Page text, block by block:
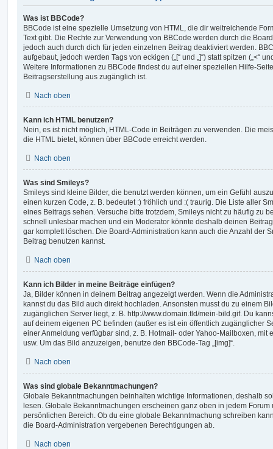
Was ist BBCode?
BBCode ist eine spezielle Umsetzung von HTML, die dir weitreichende
Text gibt. Die Rechte zur Verwendung von BBCode werden durch die
jedoch auch durch dich für jeden einzelnen Beitrag deaktiviert werden.
aufgebaut, jedoch werden Tags von eckigen („[“ und „]“) statt spitzen („<“
Weitere Informationen zu BBCode findest du auf einer speziellen Hilfe-
Beitragserstellung aus zugänglich ist.
Nach oben
Kann ich HTML benutzen?
Nein, es ist nicht möglich, HTML-Code in Beiträgen zu verwenden. Die
die HTML bietet, können über BBCode erreicht werden.
Nach oben
Was sind Smileys?
Smileys sind kleine Bilder, die benutzt werden können, um ein Gefühl
einen kurzen Code, z. B. bedeutet :) fröhlich und :( traurig. Die Liste aller
eines Beitrags sehen. Versuche bitte trotzdem, Smileys nicht zu häufig zu
schnell unlesbar machen und ein Moderator könnte deshalb deinen
gar komplett löschen. Die Board-Administration kann auch die Anzahl der
Beitrag benutzen kannst.
Nach oben
Kann ich Bilder in meine Beiträge einfügen?
Ja, Bilder können in deinem Beitrag angezeigt werden. Wenn die
kannst du das Bild auch direkt hochladen. Ansonsten musst du zu einem
zugänglichen Server liegt, z. B. http://www.domain.tld/mein-bild.gif. Du
auf deinem eigenen PC befinden (außer es ist ein öffentlich zugänglicher
einer Anmeldung verfügbar sind, z. B. Hotmail- oder Yahoo-Mailboxen, mit
usw. Um das Bild anzuzeigen, benutze den BBCode-Tag „[img]“.
Nach oben
Was sind globale Bekanntmachungen?
Globale Bekanntmachungen beinhalten wichtige Informationen, deshalb
lesen. Globale Bekanntmachungen erscheinen ganz oben in jedem
persönlichen Bereich. Ob du eine globale Bekanntmachung schreiben
die Board-Administration vergebenen Berechtigungen ab.
Nach oben